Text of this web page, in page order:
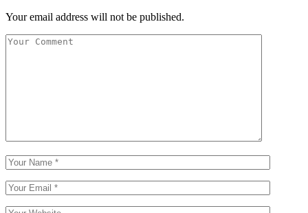
Your email address will not be published.